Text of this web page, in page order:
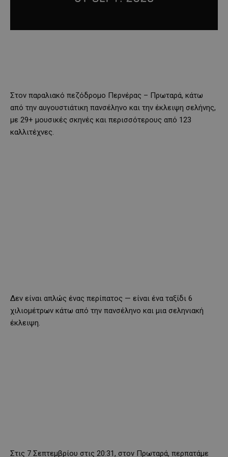
Στον παραλιακό πεζόδρομο Περνέρας – Πρωταρά, κάτω
από την αυγουστιάτικη πανσέληνο και την έκλειψη σελήνης,
με 29+ μουσικές σκηνές και περισσότερους από 123
καλλιτέχνες.
Δεν είναι απλώς ένας περίπατος — είναι ένα ταξίδι 6
χιλιομέτρων κάτω από την πανσέληνο και μια σεληνιακή
έκλειψη.
Στις 7 Σεπτεμβρίου στις 20:31, στον Πρωταρά, περπατάμε